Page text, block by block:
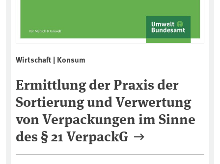
Wirtschaft | Konsum
Ermittlung der Praxis der
Sortierung und Verwertung
von Verpackungen im Sinne
des § 21 VerpackG